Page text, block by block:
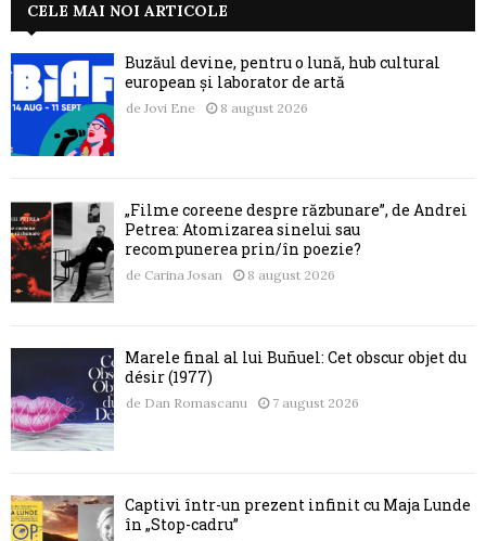
CELE MAI NOI ARTICOLE
Buzăul devine, pentru o lună, hub cultural
european și laborator de artă
de Jovi Ene 8 august 2026
„Filme coreene despre răzbunare”, de Andrei
Petrea: Atomizarea sinelui sau
recompunerea prin/în poezie?
de Carina Josan 8 august 2026
Marele final al lui Buñuel: Cet obscur objet du
désir (1977)
de Dan Romascanu 7 august 2026
Captivi într-un prezent infinit cu Maja Lunde
în „Stop-cadru”